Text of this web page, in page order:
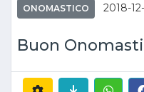
ONOMASTICO 2018-
Buon